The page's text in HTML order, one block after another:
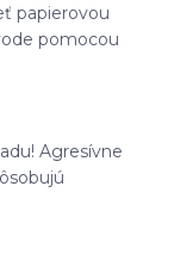
papierovou
pomocou
Agresívne